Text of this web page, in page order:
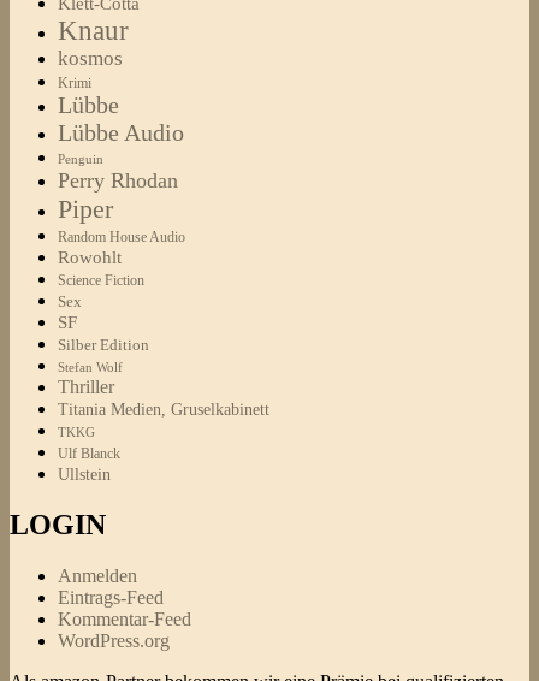
Knaur
kosmos
Krimi
Lübbe
Lübbe Audio
Penguin
Perry Rhodan
Piper
Random House Audio
Rowohlt
Science Fiction
Sex
SF
Silber Edition
Stefan Wolf
Thriller
Titania Medien, Gruselkabinett
TKKG
Ulf Blanck
Ullstein
LOGIN
Anmelden
Eintrags-Feed
Kommentar-Feed
WordPress.org